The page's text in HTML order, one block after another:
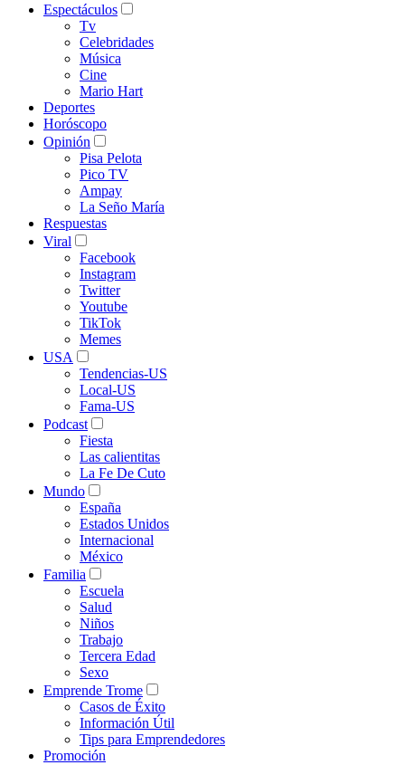
Espectáculos
Tv
Celebridades
Música
Cine
Mario Hart
Deportes
Horóscopo
Opinión
Pisa Pelota
Pico TV
Ampay
La Seño María
Respuestas
Viral
Facebook
Instagram
Twitter
Youtube
TikTok
Memes
USA
Tendencias-US
Local-US
Fama-US
Podcast
Fiesta
Las calientitas
La Fe De Cuto
Mundo
España
Estados Unidos
Internacional
México
Familia
Escuela
Salud
Niños
Trabajo
Tercera Edad
Sexo
Emprende Trome
Casos de Éxito
Información Útil
Tips para Emprendedores
Promoción